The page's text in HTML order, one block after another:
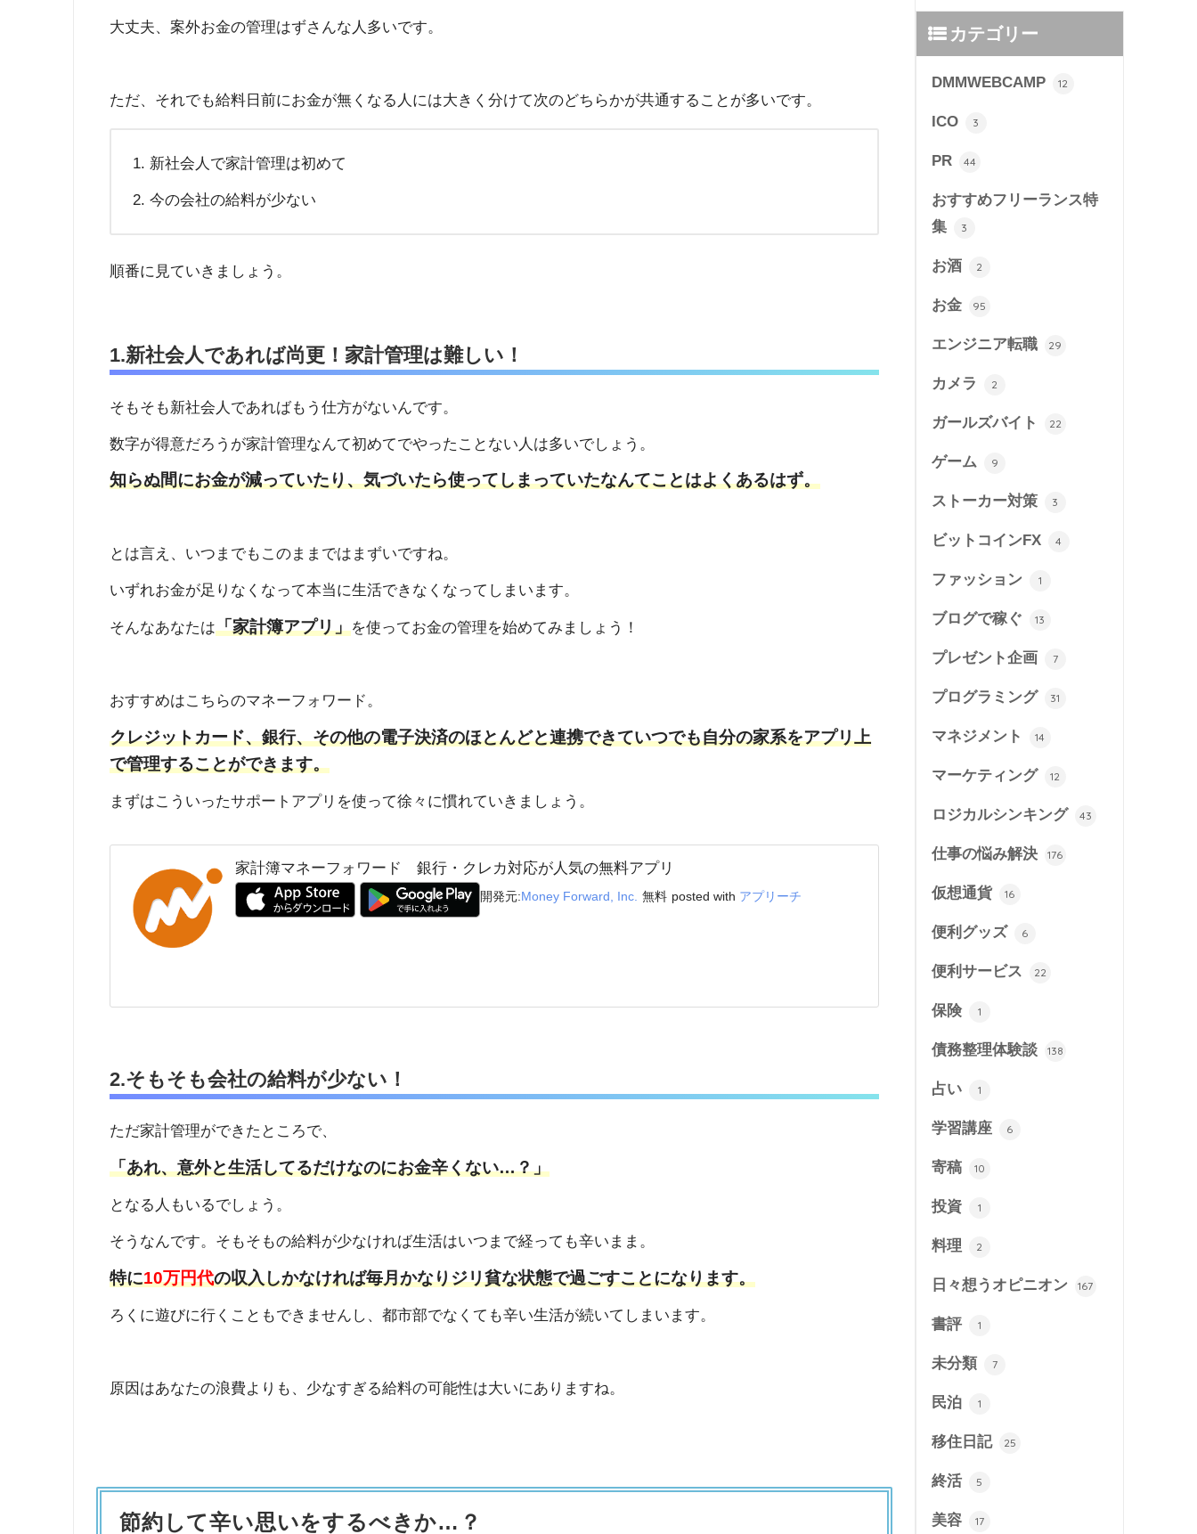
大丈夫、案外お金の管理はずさんな人多いです。
ただ、それでも給料日前にお金が無くなる人には大きく分けて次のどちらかが共通することが多いです。
新社会人で家計管理は初めて
今の会社の給料が少ない
順番に見ていきましょう。
1.新社会人であれば尚更！家計管理は難しい！
そもそも新社会人であればもう仕方がないんです。
数字が得意だろうが家計管理なんて初めてでやったことない人は多いでしょう。
知らぬ間にお金が減っていたり、気づいたら使ってしまっていたなんてことはよくあるはず。
とは言え、いつまでもこのままではまずいですね。
いずれお金が足りなくなって本当に生活できなくなってしまいます。
そんなあなたは「家計簿アプリ」を使ってお金の管理を始めてみましょう！
おすすめはこちらのマネーフォワード。
クレジットカード、銀行、その他の電子決済のほとんどと連携できていつでも自分の家系をアプリ上
で管理することができます。
まずはこういったサポートアプリを使って徐々に慣れていきましょう。
家計簿マネーフォワード 銀行・クレカ対応が人気の無料アプリ
開発元: Money Forward, Inc. 無料 posted with アプリーチ
2.そもそも会社の給料が少ない！
ただ家計管理ができたところで、
「あれ、意外と生活してるだけなのにお金辛くない…？」
となる人もいるでしょう。
そうなんです。そもそもの給料が少なければ生活はいつまで経っても辛いまま。
特に10万円代の収入しかなければ毎月かなりジリ貧な状態で過ごすことになります。
ろくに遊びに行くこともできませんし、都市部でなくても辛い生活が続いてしまいます。
原因はあなたの浪費よりも、少なすぎる給料の可能性は大いにありますね。
節約して辛い思いをするべきか…？
カテゴリー
DMMWEBCAMP 12
ICO 3
PR 44
おすすめフリーランス特
集
3
お酒 2
お金 95
エンジニア転職 29
カメラ 2
ガールズバイト 22
ゲーム 9
ストーカー対策 3
ビットコインFX 4
ファッション 1
ブログで稼ぐ 13
プレゼント企画 7
プログラミング 31
マネジメント 14
マーケティング 12
ロジカルシンキング 43
仕事の悩み解決 176
仮想通貨 16
便利グッズ 6
便利サービス 22
保険 1
債務整理体験談 138
占い 1
学習講座 6
寄稿 10
投資 1
料理 2
日々想うオピニオン 167
書評 1
未分類 7
民泊 1
移住日記 25
終活 5
美容 17